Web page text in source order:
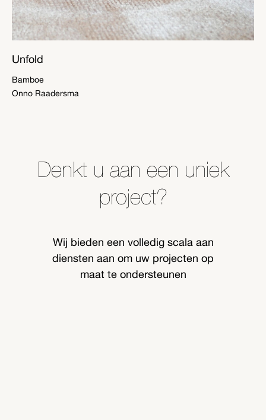
Unfold
Bamboe
Onno Raadersma
Denkt u aan een uniek
project?
Wij bieden een volledig scala aan
diensten aan om uw projecten op
maat te ondersteunen